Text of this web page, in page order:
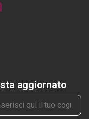
aggiornato